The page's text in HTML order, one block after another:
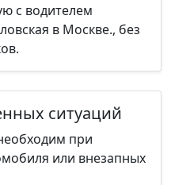
с водителем
в Москве., без
ситуаций
при
или внезапных